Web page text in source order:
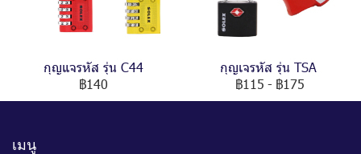
กุญแจรหัส รุ่น C44
฿140
กุญเจรหัส รุ่น TSA
฿115 - ฿175
เมนู